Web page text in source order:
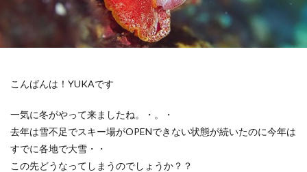
こんばんは！YUKAです
一気に冬がやって来ましたね。・。・
去年は雪不足でスキー場がOPENできない状態が続いたのに今年は
すでに各地で大雪・・
この先どうなってしまうのでしょうか？？